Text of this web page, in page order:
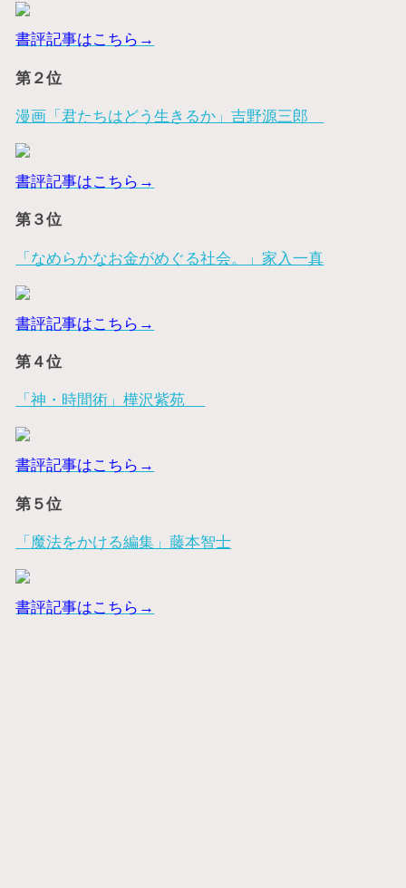
書評記事はこちら→
第２位
漫画「君たちはどう生きるか」吉野源三郎
書評記事はこちら→
第３位
「なめらかなお金がめぐる社会。」家入一真
書評記事はこちら→
第４位
「神・時間術」樺沢紫苑
書評記事はこちら→
第５位
「魔法をかける編集」藤本智士
書評記事はこちら→